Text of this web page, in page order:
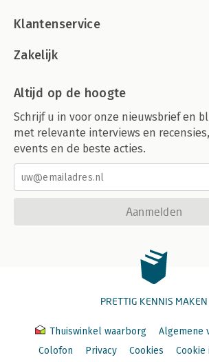
Klantenservice
Zakelijk
Altijd op de hoogte
Schrijf u in voor onze nieuwsbrief en
met relevante interviews en
events en de beste acties.
Aanmelden
PRETTIG KENNIS MAKEN
Thuiswinkel waarborg
Algemene
Colofon
Privacy Cookies